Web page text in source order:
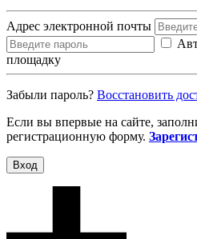
Адрес электронной почты
площадку
Забыли пароль? Восcтановить
Если вы впервые на сайте,
регистрационную форму.
Вход